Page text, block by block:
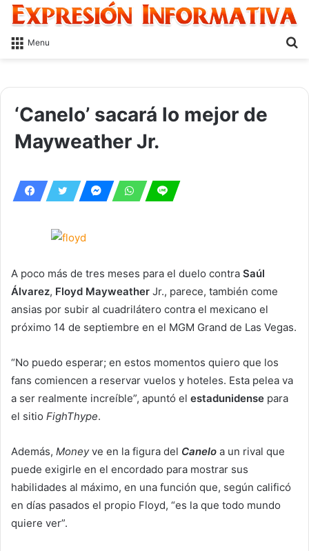
Menu
‘Canelo’ sacará lo mejor de
Mayweather Jr.
A poco más de tres meses para el duelo contra Saúl
Álvarez, Floyd Mayweather Jr., parece, también come
ansias por subir al cuadrilátero contra el mexicano el
próximo 14 de septiembre en el MGM Grand de Las Vegas.
“No puedo esperar; en estos momentos quiero que los
fans comiencen a reservar vuelos y hoteles. Esta pelea va
a ser realmente increíble”, apuntó el estadunidense para
el sitio FighThype.
Además, Moneyve en la figura del Canelo a un rival que
puede exigirle en el encordado para mostrar sus
habilidades al máximo, en una función que, según calificó
en días pasados el propio Floyd, “es la que todo mundo
quiere ver”.